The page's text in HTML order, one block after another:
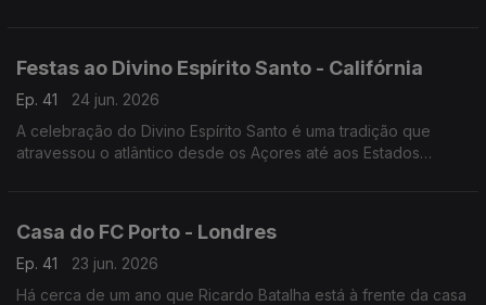
Festas ao Divino Espírito Santo - Califórnia
Ep. 41
24 jun. 2026
A celebração do Divino Espírito Santo é uma tradição que
atravessou o atlântico desde os Açores até aos Estados
Casa do FC Porto - Londres
Ep. 41
23 jun. 2026
Há cerca de um ano que Ricardo Batalha está à frente da casa